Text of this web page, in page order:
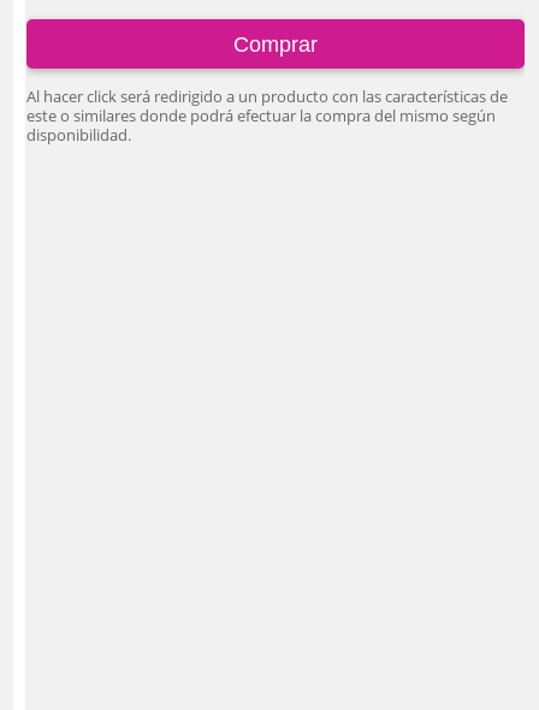
Comprar
Al hacer click será redirigido a un producto con las características de
este o similares donde podrá efectuar la compra del mismo según
disponibilidad.